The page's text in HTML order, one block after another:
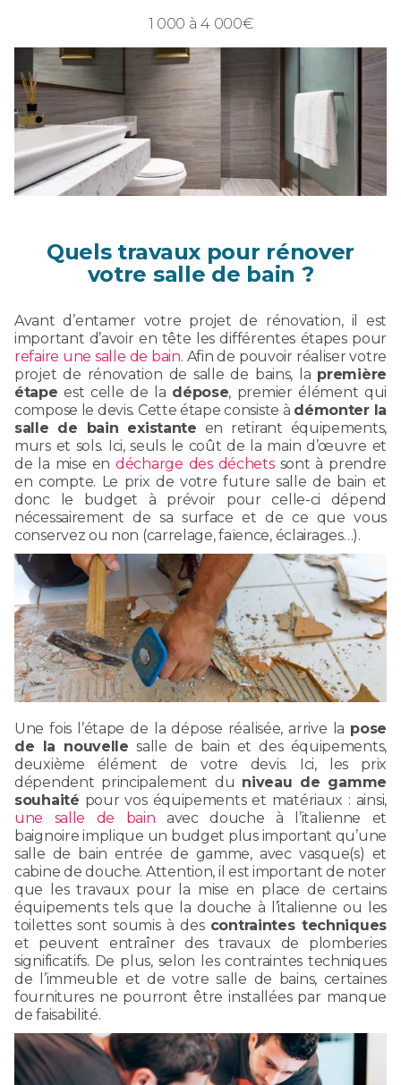
1 000 à 4 000€
Quels travaux pour rénover
votre salle de bain ?
Avant d’entamer votre projet de rénovation, il est
important d’avoir en tête les différentes étapes pour
refaire une salle de bain. Afin de pouvoir réaliser votre
projet de rénovation de salle de bains, la première
étape est celle de la dépose, premier élément qui
compose le devis. Cette étape consiste à démonter la
salle de bain existante en retirant équipements,
murs et sols. Ici, seuls le coût de la main d’œuvre et
de la mise en décharge des déchetssont à prendre
en compte. Le prix de votre future salle de bain et
donc le budget à prévoir pour celle-ci dépend
nécessairement de sa surface et de ce que vous
conservez ou non (carrelage, faïence, éclairages…).
Une fois l’étape de la dépose réalisée, arrive la pose
de la nouvelle salle de bain et des équipements,
deuxième élément de votre devis. Ici, les prix
dépendent principalement du niveau de gamme
souhaité pour vos équipements et matériaux : ainsi,
une salle de bain avec douche à l’italienne et
baignoire implique un budget plus important qu’une
salle de bain entrée de gamme, avec vasque(s) et
cabine de douche. Attention, il est important de noter
que les travaux pour la mise en place de certains
équipements tels que la douche à l’italienne ou les
toilettes sont soumis à des contraintes techniques
et peuvent entraîner des travaux de plomberies
significatifs. De plus, selon les contraintes techniques
de l’immeuble et de votre salle de bains, certaines
fournitures ne pourront être installées par manque
de faisabilité.